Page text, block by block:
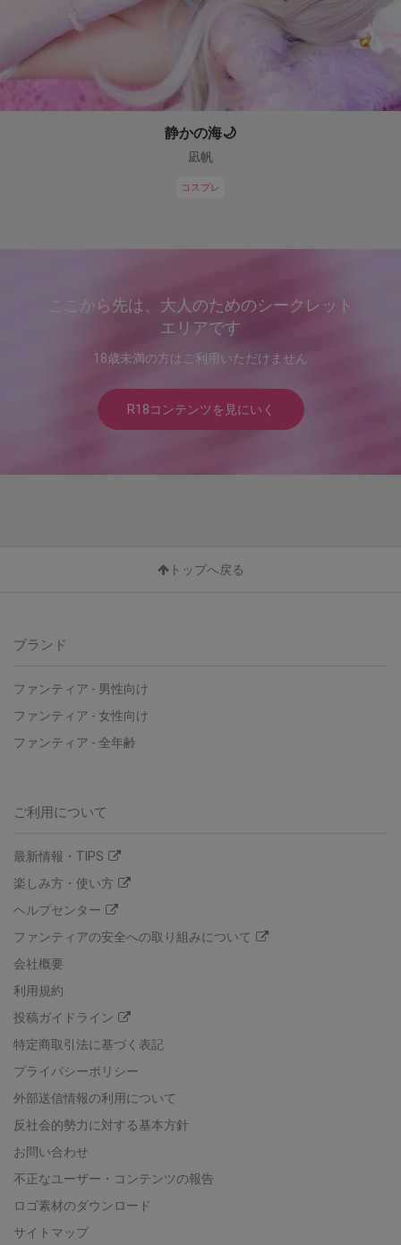
静かの海🌙
凪帆
コスプレ
ここから先は、大人のためのシークレット
エリアです
18歳未満の方はご利用いただけません
R18コンテンツを見にいく
トップへ戻る
ブランド
ファンティア - 男性向け
ファンティア - 女性向け
ファンティア - 全年齢
ご利用について
最新情報・TIPS
楽しみ方・使い方
ヘルプセンター
ファンティアの安全への取り組みについて
会社概要
利用規約
投稿ガイドライン
特定商取引法に基づく表記
プライバシーポリシー
外部送信情報の利用について
反社会的勢力に対する基本方針
お問い合わせ
不正なユーザー・コンテンツの報告
ロゴ素材のダウンロード
サイトマップ